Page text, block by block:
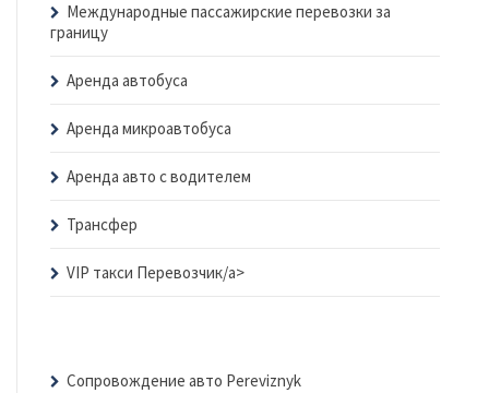
Международные пассажирские перевозки за
границу
Аренда автобуса
Аренда микроавтобуса
Аренда авто с водителем
Трансфер
VIP такси Перевозчик/a>
Сопровождение авто Pereviznyk